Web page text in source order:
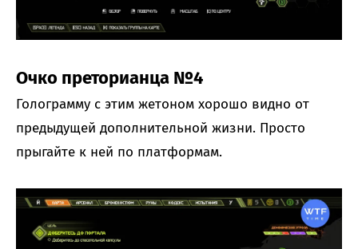
Очко преторианца №4
Голограмму с этим жетоном хорошо видно от
предыдущей дополнительной жизни. Просто
прыгайте к ней по платформам.